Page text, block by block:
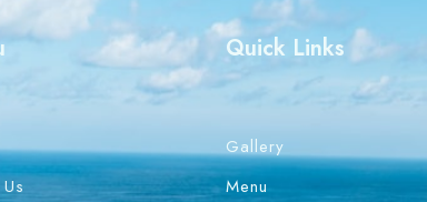
Quick Links
Gallery
Menu